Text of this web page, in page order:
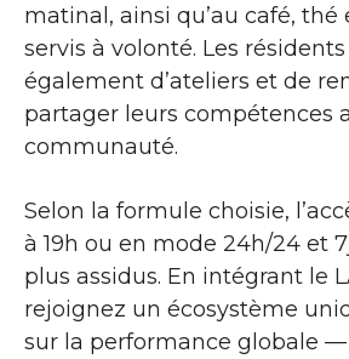
matinal, ainsi qu’au café, thé
servis à volonté. Les
également d’ateliers et de
partager leurs compétences
communauté.
Selon la formule choisie,
à 19h ou en mode 24h/24 et
plus assidus. En intégrant le
rejoignez un écosystème
sur la performance globale